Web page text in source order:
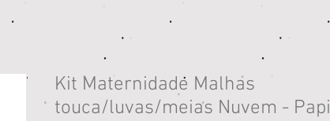
Kit Maternidade Malhas
touca/luvas/meias Nuvem - Papi